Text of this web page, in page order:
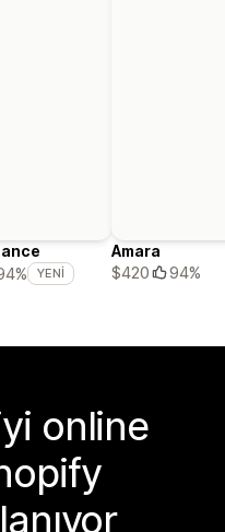
YENI
Amara
$420
94%
online